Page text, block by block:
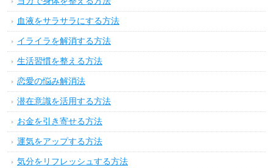
美肌に効く食べ物・飲み物・サプリ
身体に良い食べ物・飲み物・サプリ
食べ過ぎると体に良くない食べ物飲み物
断食・ファスティングの方法
寝る前にできる健康維持の方法
睡眠の悩みを解消する方法
疲れた心を癒す方法
朝できる健康維持の方法